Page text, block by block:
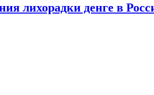
лихорадки денге в